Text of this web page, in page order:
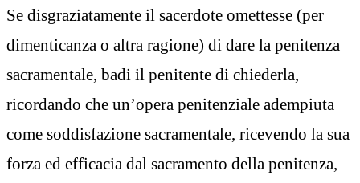
Se disgraziatamente il sacerdote omettesse (per
dimenticanza o altra ragione) di dare la penitenza
sacramentale, badi il penitente di chiederla,
ricordando che un’opera penitenziale adempiuta
come soddisfazione sacramentale, ricevendo la sua
forza ed efficacia dal sacramento della penitenza,